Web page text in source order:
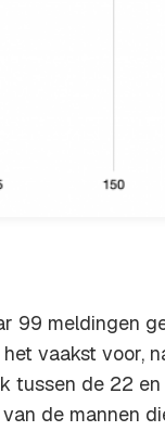
99 meldingen
vaakst voor,
tussen de 22
de mannen